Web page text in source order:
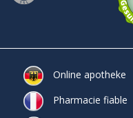
Online apotheke
Pharmacie fiable